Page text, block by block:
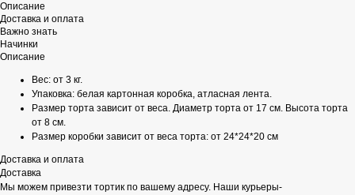
Описание
Доставка и оплата
Важно знать
Начинки
Описание
Вес: от 3 кг.
Упаковка: белая картонная коробка, атласная лента.
Размер торта зависит от веса. Диаметр торта от 17 см. Высота торта
от 8 см.
Размер коробки зависит от веса торта: от 24*24*20 см
Доставка и оплата
Доставка
Мы можем привезти тортик по вашему адресу. Наши курьеры-